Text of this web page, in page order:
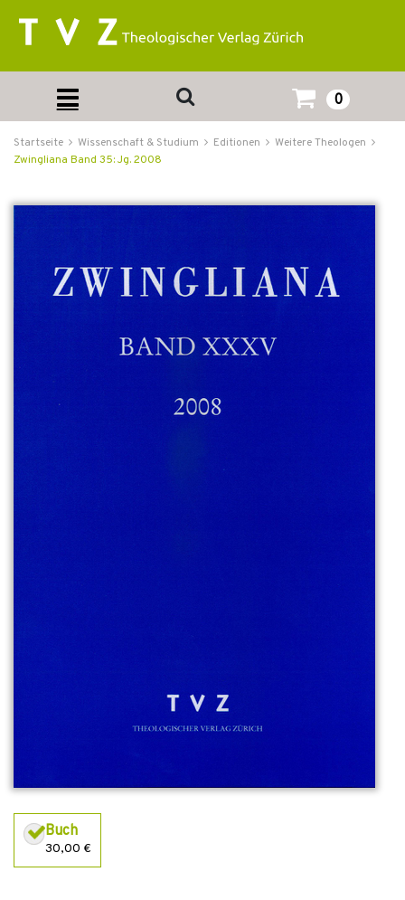
0
Startseite Wissenschaft & Studium Editionen
Weitere Theologen
Zwingliana Band 35: Jg. 2008
Buch
30,00 €